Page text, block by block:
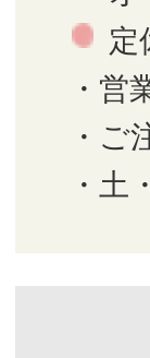
定
・営
・ご
・土